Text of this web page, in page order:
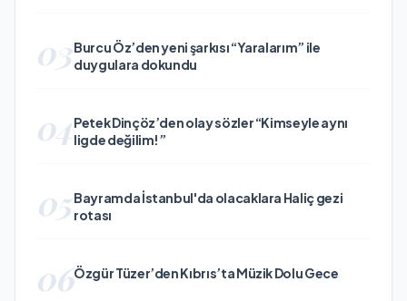
03Burcu Öz’den yeni şarkısı “Yaralarım” ile
duygulara dokundu
04Petek Dinçöz’den olay sözler “Kimseyle aynı
ligde değilim!”
05Bayramda İstanbul'da olacaklara Haliç gezi
rotası
06Özgür Tüzer’den Kıbrıs’ta Müzik Dolu Gece